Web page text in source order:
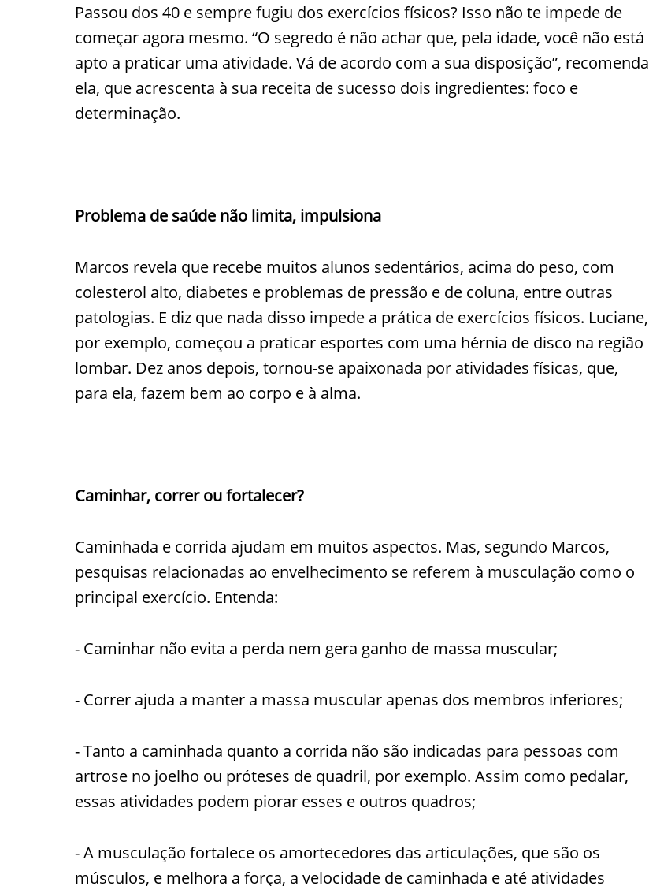
Passou dos 40 e sempre fugiu dos exercícios físicos? Isso não te impede de
começar agora mesmo. “O segredo é não achar que, pela idade, você não está
apto a praticar uma atividade. Vá de acordo com a sua disposição”, recomenda
ela, que acrescenta à sua receita de sucesso dois ingredientes: foco e
determinação.
Problema de saúde não limita, impulsiona
Marcos revela que recebe muitos alunos sedentários, acima do peso, com
colesterol alto, diabetes e problemas de pressão e de coluna, entre outras
patologias. E diz que nada disso impede a prática de exercícios físicos. Luciane,
por exemplo, começou a praticar esportes com uma hérnia de disco na região
lombar. Dez anos depois, tornou-se apaixonada por atividades físicas, que,
para ela, fazem bem ao corpo e à alma.
Caminhar, correr ou fortalecer?
Caminhada e corrida ajudam em muitos aspectos. Mas, segundo Marcos,
pesquisas relacionadas ao envelhecimento se referem à musculação como o
principal exercício. Entenda:
- Caminhar não evita a perda nem gera ganho de massa muscular;
- Correr ajuda a manter a massa muscular apenas dos membros inferiores;
- Tanto a caminhada quanto a corrida não são indicadas para pessoas com
artrose no joelho ou próteses de quadril, por exemplo. Assim como pedalar,
essas atividades podem piorar esses e outros quadros;
- A musculação fortalece os amortecedores das articulações, que são os
músculos, e melhora a força, a velocidade de caminhada e até atividades